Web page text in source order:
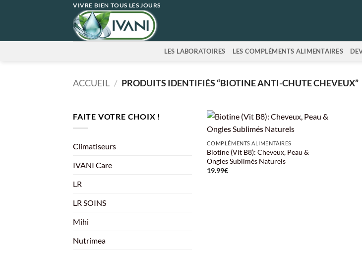
VIVRE BIEN TOUS LES JOURS
LES LABORATOIRES LES COMPLÉMENTS ALIMENTAIRES
ACCUEIL / PRODUITS IDENTIFIÉS “BIOTINE ANTI-CHUTE CHEVEUX”
FAITE VOTRE CHOIX !
Climatiseurs
IVANI Care
LR
LR SOINS
Mihi
Nutrimea
COMPLÉMENTS ALIMENTAIRES
Biotine (Vit B8): Cheveux, Peau &
Ongles Sublimés Naturels
19.99€